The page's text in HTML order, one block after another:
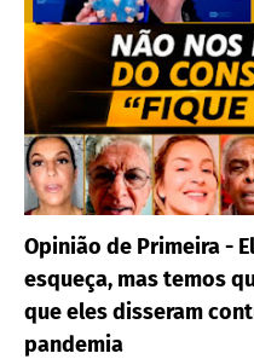
Opinião de Primeira -
esqueça, mas temos
que eles disseram
pandemia